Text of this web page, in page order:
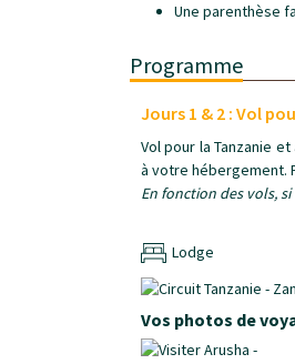
Une parenthèse
Programme
Jours 1 & 2 : Vol
Vol pour la Tanzanie
à votre hébergement.
En fonction des vols,
Lodge
Vos photos de